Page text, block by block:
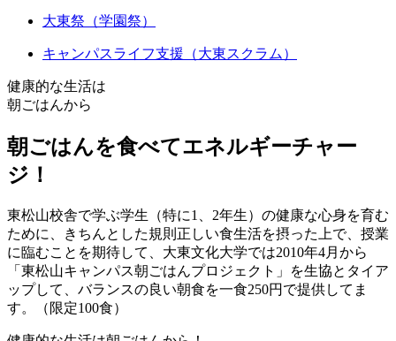
大東祭（学園祭）
キャンパスライフ支援（大東スクラム）
健康的な生活は
朝ごはんから
朝ごはんを食べてエネルギーチャー
ジ！
東松山校舎で学ぶ学生（特に1、2年生）の健康な心身を育む
ために、きちんとした規則正しい食生活を摂った上で、授業
に臨むことを期待して、大東文化大学では2010年4月から
「東松山キャンパス朝ごはんプロジェクト」を生協とタイア
ップして、バランスの良い朝食を一食250円で提供してま
す。（限定100食）